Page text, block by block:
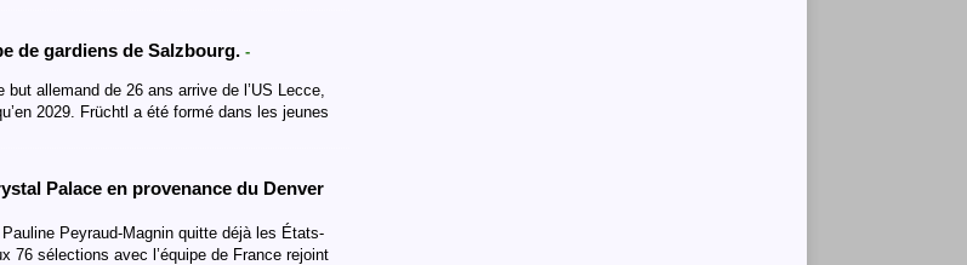
de gardiens de Salzbourg. -
allemand de 26 ans arrive de l’US Lecce,
2029. Früchtl a été formé dans les jeunes
Palace en provenance du Denver
Peyraud-Magnin quitte déjà les États-
76 sélections avec l’équipe de France rejoint